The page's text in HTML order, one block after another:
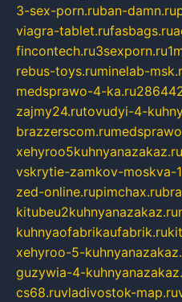
3-sex-porn.ruban-damn.ru
viagra-tablet.rufasbags.ru
fincontech.ru3sexporn.ru
rebus-toys.ruminelab-
medsprawo-4-ka.ru
zajmy24.rutovudyi-4-
brazzerscom.ru
xehyroo5kuhnyanazakaz.ru
vskrytie-zamkov-moskva-
zed-online.rupimchax.ru
kitubeu2kuhnyanazakaz.ru
kuhnyaofabrikaufabrik.ru
xehyroo-5-
guzywia-4-
cs68.ruvladivostok-map.ru